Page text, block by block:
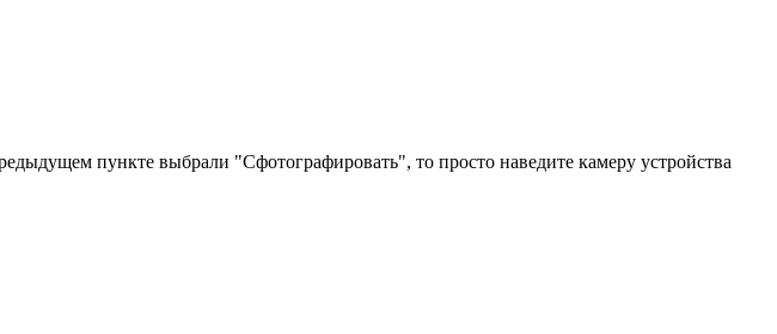
пункте выбрали "Сфотографировать", то просто наведите камеру устройства